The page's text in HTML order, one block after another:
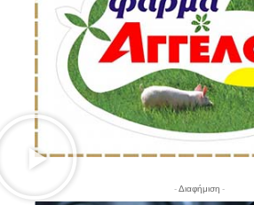
- Διαφήμιση -